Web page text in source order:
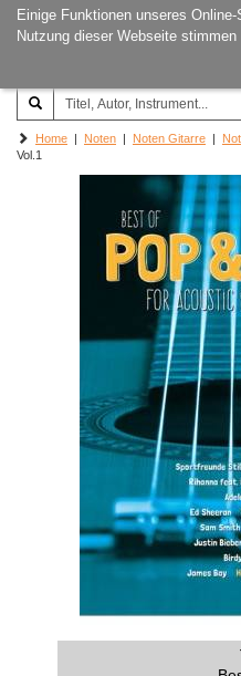
Einige Funktionen unseres
Nutzung dieser Webseite
Hamburg
Home | Noten | Noten Gitarre |
Vol.1